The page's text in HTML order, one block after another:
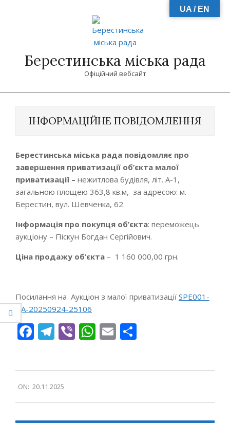
Берестинська міська рада
Офіційний вебсайт
ІНФОРМАЦІЙНЕ ПОВІДОМЛЕННЯ
Берестинська міська рада повідомляє про
завершення приватизації об’єкта малої
приватизації – нежитлова будівля, літ. А-1,
загальною площею 363,8 кв.м, за адресою: м.
Берестин, вул. Шевченка, 62.
Інформація про покупця об’єкта: переможець
аукціону – Піскун Богдан Сергійович.
Ціна продажу об’єкта – 1 160 000,00 грн.
Посилання на Аукціон з малої приватизації SPE001-
A-20250924-25106
Facebook
Telegram
ViberWhatsApp
Email
11-
20
ON: 20.11.2025
UA / EN